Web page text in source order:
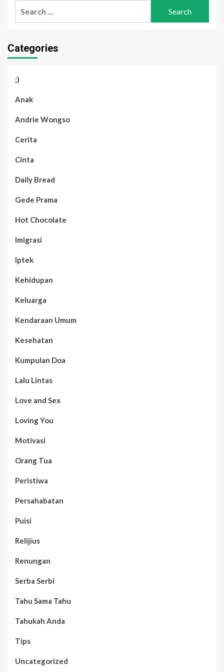
Categories
;)
Anak
Andrie Wongso
Cerita
Cinta
Daily Bread
Gede Prama
Hot Chocolate
Imigrasi
Iptek
Kehidupan
Keluarga
Kendaraan Umum
Kesehatan
Kumpulan Doa
Lalu Lintas
Love and Sex
Loving You
Motivasi
Orang Tua
Peristiwa
Persahabatan
Puisi
Relijius
Renungan
Serba Serbi
Tahu Sama Tahu
Tahukah Anda
Tips
Uncategorized